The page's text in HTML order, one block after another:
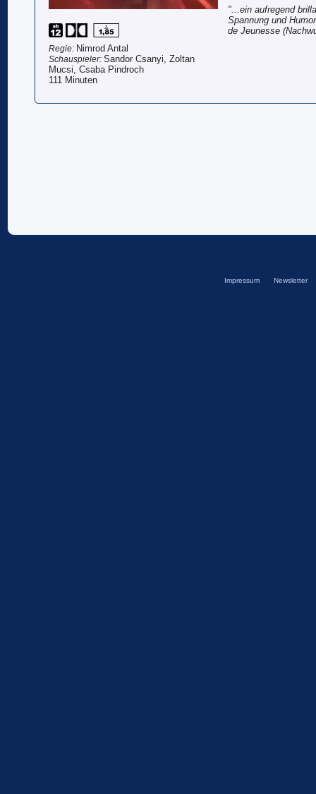
Regie: Nimrod Antal
Schauspieler: Sandor Csanyi, Zoltan
Mucsi, Csaba Pindroch
111 Minuten
"...ein aufregend
Spannung und
de Jeunesse